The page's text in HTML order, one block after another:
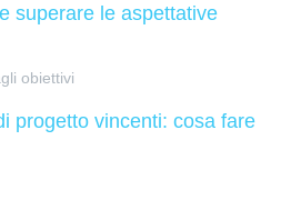
superare le aspettative
obiettivi
progetto vincenti: cosa fare